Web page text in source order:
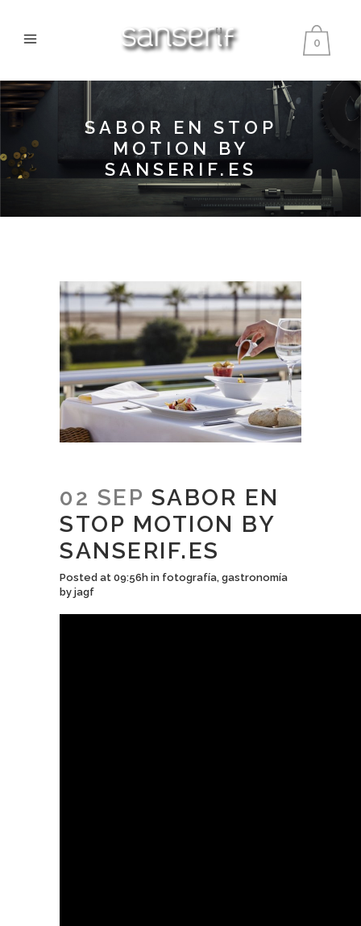
0
SABOR EN STOP
MOTION BY
SANSERIF.ES
02 SEP SABOR EN
STOP MOTION BY
SANSERIF.ES
Posted at 09:56h in fotografía, gastronomía
by jagf